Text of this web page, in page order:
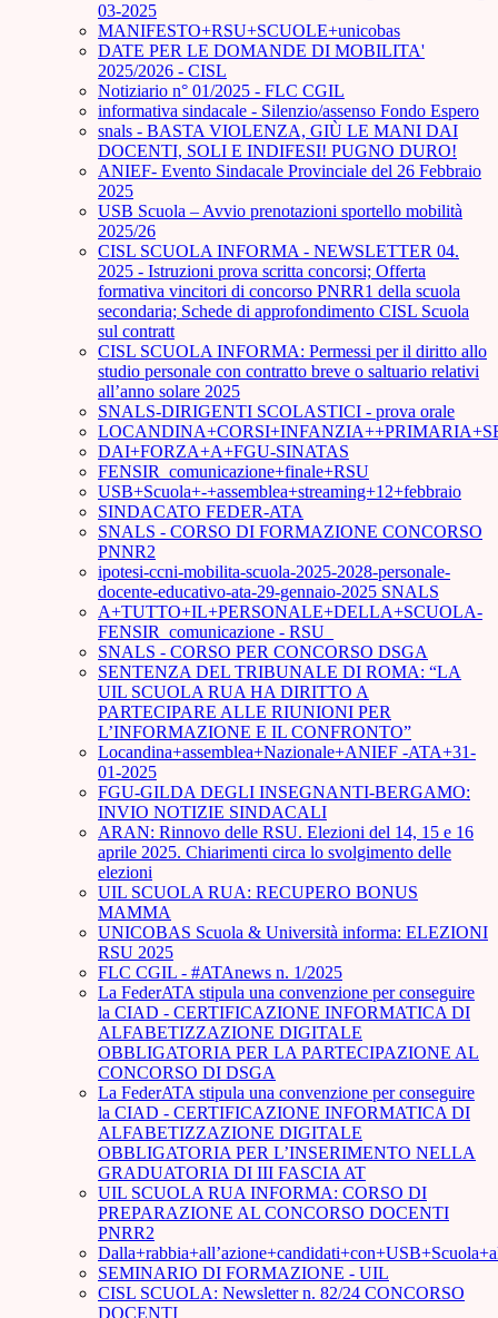
03-2025
MANIFESTO+RSU+SCUOLE+unicobas
DATE PER LE DOMANDE DI MOBILITA'
2025/2026 - CISL
Notiziario n° 01/2025 - FLC CGIL
informativa sindacale - Silenzio/assenso Fondo Espero
snals - BASTA VIOLENZA, GIÙ LE MANI DAI
DOCENTI, SOLI E INDIFESI! PUGNO DURO!
ANIEF- Evento Sindacale Provinciale del 26 Febbraio
2025
USB Scuola – Avvio prenotazioni sportello mobilità
2025/26
CISL SCUOLA INFORMA - NEWSLETTER 04.
2025 - Istruzioni prova scritta concorsi; Offerta
formativa vincitori di concorso PNRR1 della scuola
secondaria; Schede di approfondimento CISL Scuola
sul contratt
CISL SCUOLA INFORMA: Permessi per il diritto allo
studio personale con contratto breve o saltuario relativi
all’anno solare 2025
SNALS-DIRIGENTI SCOLASTICI - prova orale
DAI+FORZA+A+FGU-SINATAS
FENSIR_comunicazione+finale+RSU
USB+Scuola+-+assemblea+streaming+12+febbraio
SINDACATO FEDER-ATA
SNALS - CORSO DI FORMAZIONE CONCORSO
PNNR2
ipotesi-ccni-mobilita-scuola-2025-2028-personale-
docente-educativo-ata-29-gennaio-2025 SNALS
A+TUTTO+IL+PERSONALE+DELLA+SCUOLA-
FENSIR_comunicazione - RSU_
SNALS - CORSO PER CONCORSO DSGA
SENTENZA DEL TRIBUNALE DI ROMA: “LA
UIL SCUOLA RUA HA DIRITTO A
PARTECIPARE ALLE RIUNIONI PER
L’INFORMAZIONE E IL CONFRONTO”
Locandina+assemblea+Nazionale+ANIEF -ATA+31-
01-2025
FGU-GILDA DEGLI INSEGNANTI-BERGAMO:
INVIO NOTIZIE SINDACALI
ARAN: Rinnovo delle RSU. Elezioni del 14, 15 e 16
aprile 2025. Chiarimenti circa lo svolgimento delle
elezioni
UIL SCUOLA RUA: RECUPERO BONUS
MAMMA
UNICOBAS Scuola & Università informa: ELEZIONI
RSU 2025
FLC CGIL - #ATAnews n. 1/2025
La FederATA stipula una convenzione per conseguire
la CIAD - CERTIFICAZIONE INFORMATICA DI
ALFABETIZZAZIONE DIGITALE
OBBLIGATORIA PER LA PARTECIPAZIONE AL
CONCORSO DI DSGA
La FederATA stipula una convenzione per conseguire
la CIAD - CERTIFICAZIONE INFORMATICA DI
ALFABETIZZAZIONE DIGITALE
OBBLIGATORIA PER L’INSERIMENTO NELLA
GRADUATORIA DI III FASCIA AT
UIL SCUOLA RUA INFORMA: CORSO DI
PREPARAZIONE AL CONCORSO DOCENTI
PNRR2
SEMINARIO DI FORMAZIONE - UIL
CISL SCUOLA: Newsletter n. 82/24 CONCORSO
DOCENTI